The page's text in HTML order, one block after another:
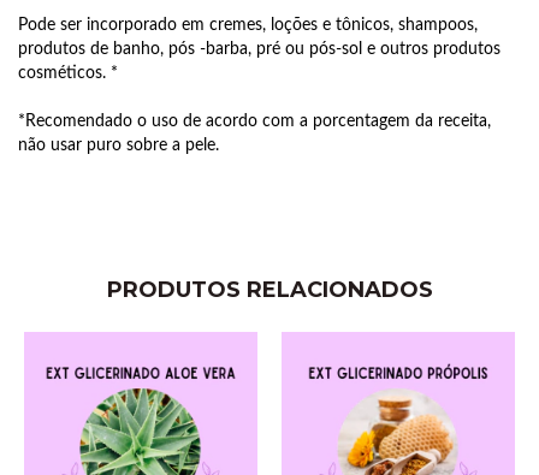
Pode ser incorporado em cremes, loções e tônicos, shampoos,
produtos de banho, pós -barba, pré ou pós-sol e outros produtos
cosméticos. *
*Recomendado o uso de acordo com a porcentagem da receita,
não usar puro sobre a pele.
PRODUTOS RELACIONADOS